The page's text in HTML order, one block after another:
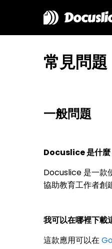
常見問題
一般問題
Docuslice 是什麼
Docuslice 是一款
協助教育工作者創
我可以在哪裡下載
這款應用可以在